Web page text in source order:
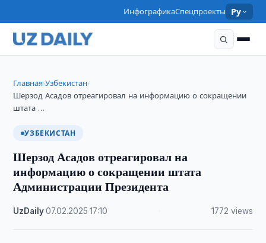
ИнфографикаСпецпроекты Ру
Главная›Узбекистан›
Шерзод Асадов отреагировал на информацию о сокращении
штата …
УЗБЕКИСТАН
Шерзод Асадов отреагировал на
информацию о сокращении штата
Администрации Президента
UzDaily·07.02.2025 ·17:10 1772 views